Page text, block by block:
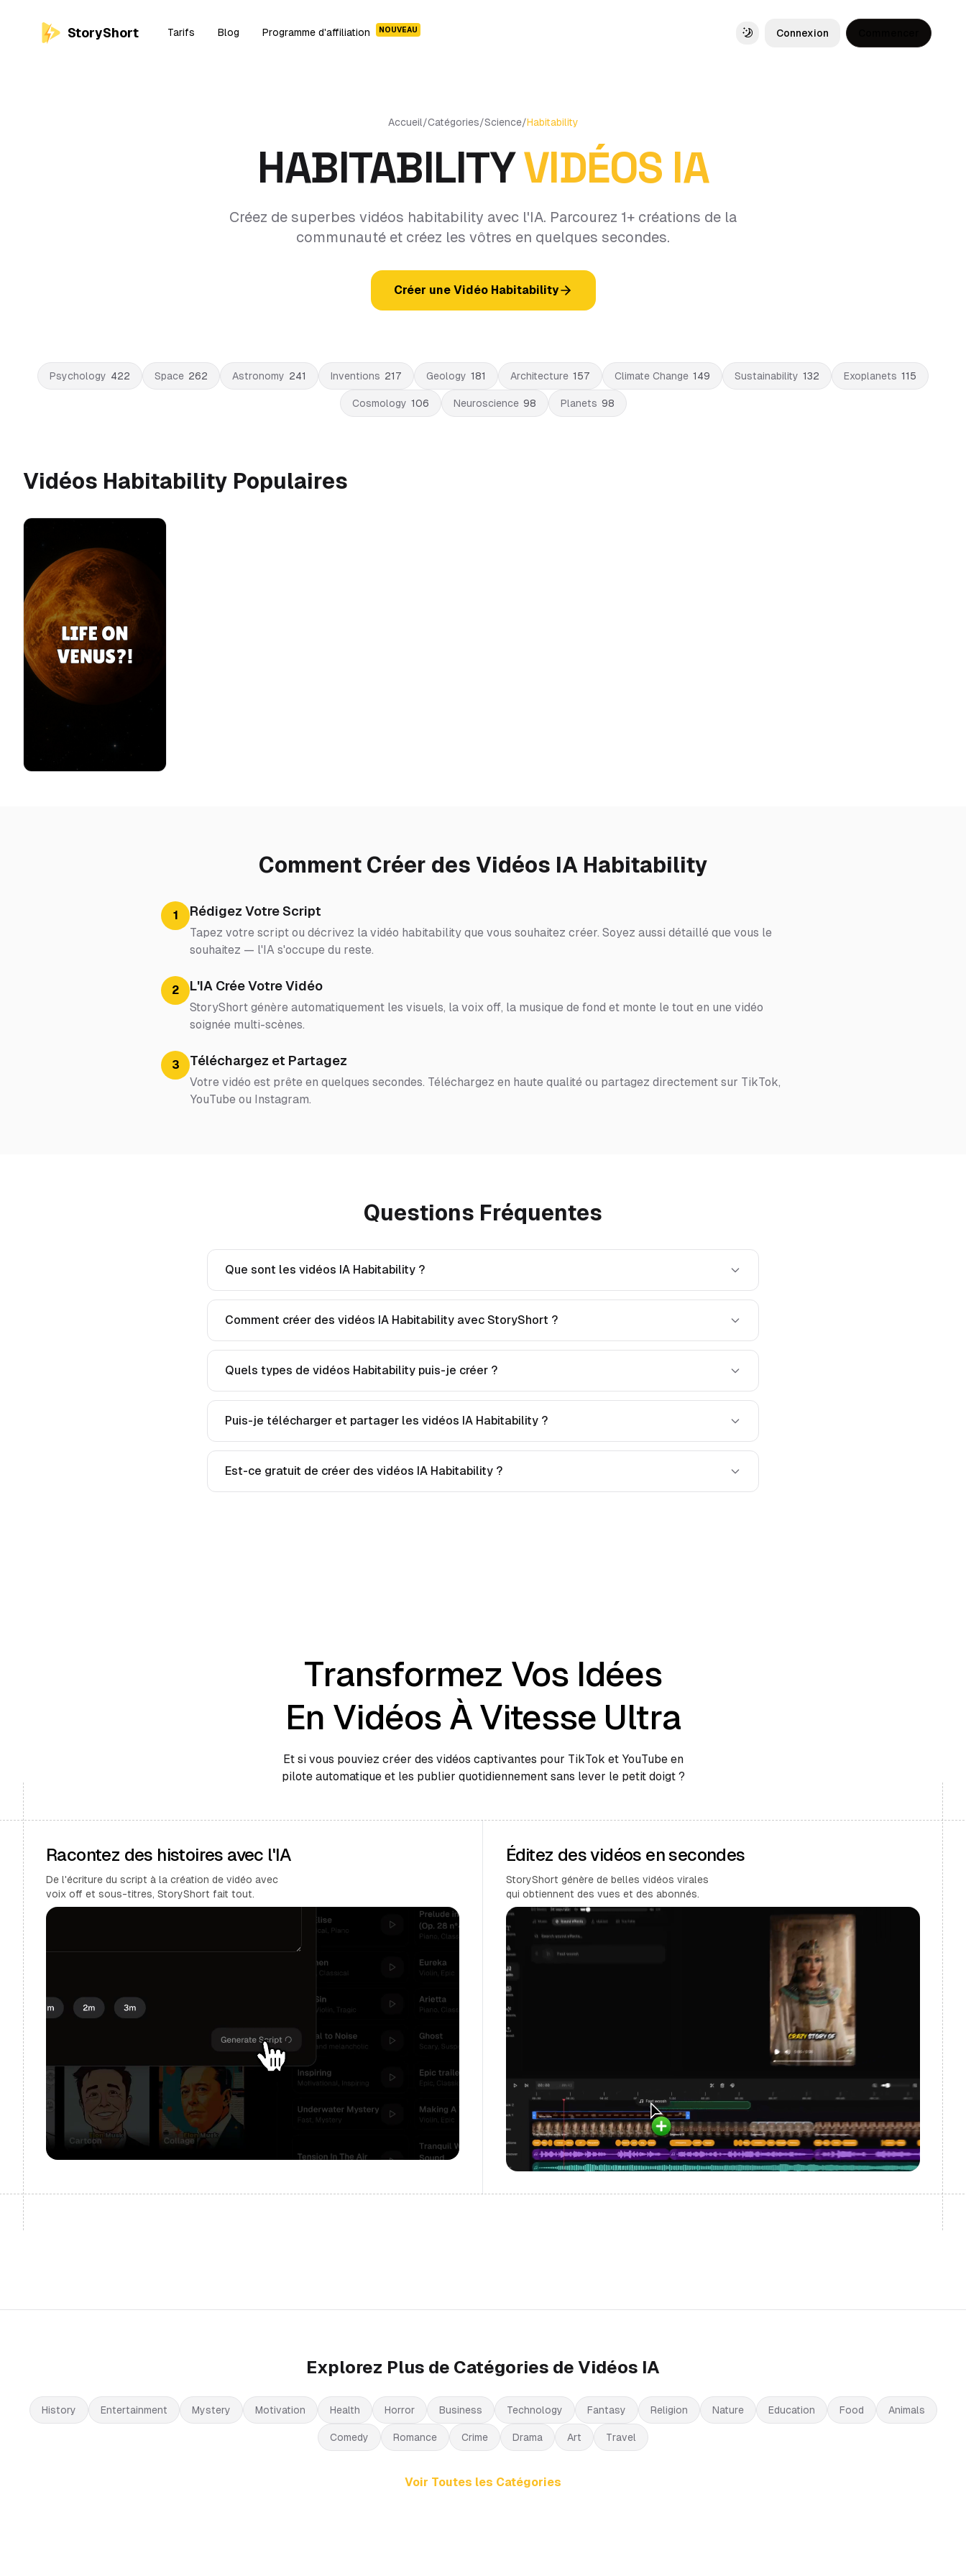
StoryShort Tarifs Blog Programme d'affiliation NOUVEAU
Toggle theme
Connexion
Accueil/Catégories/Science/Habitability
HABITABILITYVIDÉOS IA
Créez de superbes vidéos habitability avec l'IA. Parcourez 1+ créations de la
communauté et créez les vôtres en quelques secondes.
Créer une Vidéo Habitability
Psychology 422 Space 262 Astronomy 241 Inventions 217 Geology 181 Architecture 157 Climate Change 149 Sustainability 132 Exoplanets 115
Cosmology 106 Neuroscience 98 Planets 98
Vidéos Habitability Populaires
Comment Créer des Vidéos IA Habitability
1 Rédigez Votre Script
Tapez votre script ou décrivez la vidéo habitability que vous souhaitez créer. Soyez aussi détaillé que vous le
souhaitez — l'IA s'occupe du reste.
2 L'IA Crée Votre Vidéo
StoryShort génère automatiquement les visuels, la voix off, la musique de fond et monte le tout en une vidéo
soignée multi-scènes.
3 Téléchargez et Partagez
Votre vidéo est prête en quelques secondes. Téléchargez en haute qualité ou partagez directement sur TikTok,
YouTube ou Instagram.
Questions Fréquentes
Que sont les vidéos IA Habitability ?
Comment créer des vidéos IA Habitability avec StoryShort ?
Quels types de vidéos Habitability puis-je créer ?
Puis-je télécharger et partager les vidéos IA Habitability ?
Est-ce gratuit de créer des vidéos IA Habitability ?
Transformez Vos Idées
En Vidéos À Vitesse Ultra
Et si vous pouviez créer des vidéos captivantes pour TikTok et YouTube en
pilote automatique et les publier quotidiennement sans lever le petit doigt ?
Racontez des histoires avec l'IA
De l'écriture du script à la création de vidéo avec
voix off et sous-titres, StoryShort fait tout.
Éditez des vidéos en secondes
StoryShort génère de belles vidéos virales
qui obtiennent des vues et des abonnés.
Explorez Plus de Catégories de Vidéos IA
History Entertainment Mystery Motivation Health Horror Business Technology Fantasy Religion Nature Education Food Animals
Comedy Romance Crime Drama Art Travel
Voir Toutes les Catégories